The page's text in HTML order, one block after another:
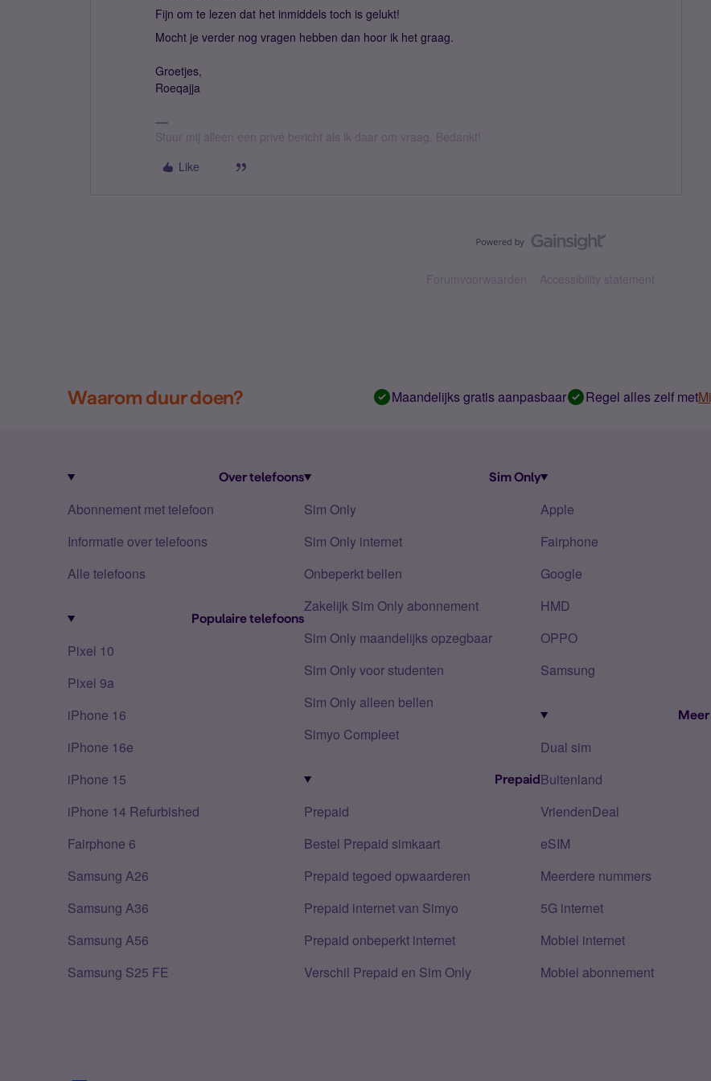
Fijn om te lezen dat het inmiddels toch is gelukt!
Mocht je verder nog vragen hebben dan hoor ik het graag.
Groetjes,
Roeqajja
Stuur mij alleen een privé bericht als ik daar om vraag. Bedankt!
Like
Forumvoorwaarden Accessibility statement
Waarom duur doen? Maandelijks gratis aanpasbaar Regel alles zelf met
Over telefoons
Abonnement met telefoon
Informatie over telefoons
Alle telefoons
Populaire telefoons
Pixel 10
Pixel 9a
iPhone 16
iPhone 16e
iPhone 15
iPhone 14 Refurbished
Fairphone 6
Samsung A26
Samsung A36
Samsung A56
Samsung S25 FE
Sim Only
Sim Only
Sim Only internet
Onbeperkt bellen
Zakelijk Sim Only abonnement
Sim Only maandelijks opzegbaar
Sim Only voor studenten
Sim Only alleen bellen
Simyo Compleet
Prepaid
Prepaid
Bestel Prepaid simkaart
Prepaid tegoed opwaarderen
Prepaid internet van Simyo
Prepaid onbeperkt internet
Verschil Prepaid en Sim Only
Apple
Fairphone
Google
HMD
OPPO
Samsung
Dual sim
Buitenland
VriendenDeal
eSIM
Meerdere nummers
5G internet
Mobiel internet
Mobiel abonnement